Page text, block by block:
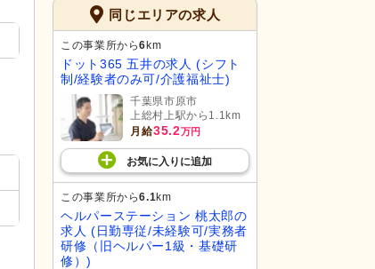
同じエリアの求人
この事業所から6 km
ドット365 五井の求人 (シフト
制/経験者のみ可/介護福祉士)
千葉県市原市
上総村上駅から1.1km
月給35.2万円
お気に入り に追加
この事業所から6.1km
ヘルパーステーション 桃太郎の
求人 (日勤専従/未経験可/実務者
研修（旧ヘルパー1級・基礎研
修）)